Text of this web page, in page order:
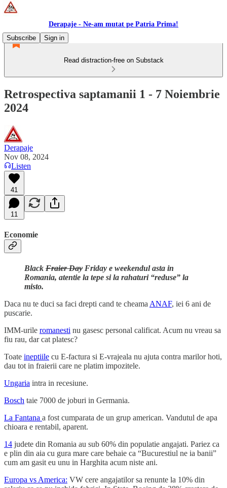
Derapaje - Ne-am mutat pe Patria Prima!
Subscribe
Sign in
Read distraction-free on Substack
Retrospectiva saptamanii 1 - 7 Noiembrie
2024
Derapaje
Nov 08, 2024
Listen
41
11
Economie
Black Fraier Day Friday e weekendul asta in
Romania, atentie la tepe si la rahaturi “reduse” la
misto.
Daca nu te duci sa faci drepti cand te cheama ANAF, iei 6 ani de
puscarie.
IMM-urile romanesti nu gasesc personal calificat. Acum nu vreau sa
fiu rau, dar cat platesc?
Toate ineptiile cu E-factura si E-vrajeala nu ajuta contra marilor hoti,
dau tot in fraierii care ne platim impozitele.
Ungaria intra in recesiune.
Bosch taie 7000 de joburi in Germania.
La Fantana a fost cumparata de un grup american. Vandutul de apa
chioara e rentabil, aparent.
14 judete din Romania au sub 60% din populatie angajati. Pariez ca
e plin din aia cu gura mare care behaie ca “Bucurestiul ne ia banii”
cum am gasit eu unu in Harghita acum niste ani.
Europa vs America: VW cere angajatilor sa renunte la 10% din